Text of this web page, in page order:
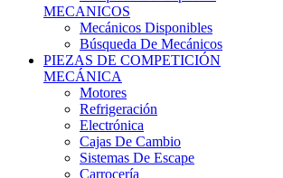
MECANICOS
Mecánicos Disponibles
Búsqueda De Mecánicos
PIEZAS DE COMPETICIÓN
MECÁNICA
Motores
Refrigeración
Electrónica
Cajas De Cambio
Sistemas De Escape
Carrocería